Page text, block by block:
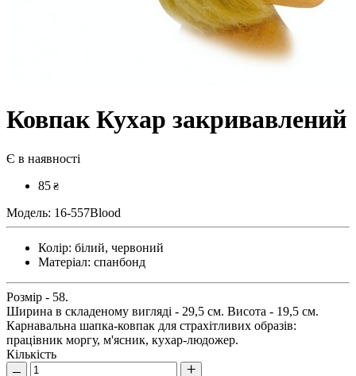
Ковпак Кухар закривавлений
Є в наявності
85 ₴
Модель: 16-557Blood
Колір: білий, червоний
Матеріал: спанбонд
Розмір - 58.
Ширина в складеному вигляді - 29,5 см. Висота - 19,5 см.
Карнавальна шапка-ковпак для страхітливих образів:
працівник моргу, м'ясник, кухар-людожер.
Кількість